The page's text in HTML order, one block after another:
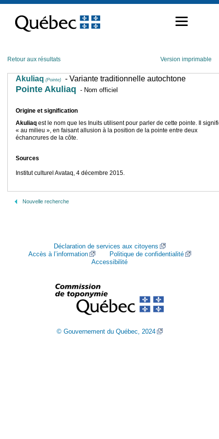
contenu
Retour aux résultats Version imprimable
Akuliaq (Pointe) - Variante traditionnelle autochtone
Pointe Akuliaq - Nom officiel
Origine et signification
Akuliaq est le nom que les Inuits utilisent pour parler de cette pointe. Il
« au milieu », en faisant allusion à la position de la pointe entre deux
échancrures de la côte.
Sources
Institut culturel Avataq, 4 décembre 2015.
Nouvelle recherche
Déclaration de services aux citoyens
Accès à l’information
Politique de confidentialité
Accessibilité
© Gouvernement du Québec, 2024